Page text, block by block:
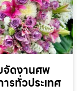
จัดงานศพ
รทั่วประเทศ